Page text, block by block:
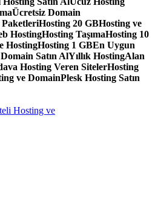
Ücretsiz Domain
PaketleriHosting 20 GBHosting ve
HostingHosting TaşımaHosting 10
HostingHosting 1 GBEn Uygun
Satın AlYıllık HostingAlan
Hosting Veren SitelerHosting
ve DomainPlesk Hosting Satın